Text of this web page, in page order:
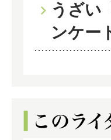
うざい
ンケー